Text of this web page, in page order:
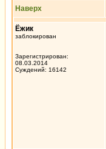
Наверх
Ёжик
заблокирован
Зарегистрирован:
08.03.2014
Суждений: 16142